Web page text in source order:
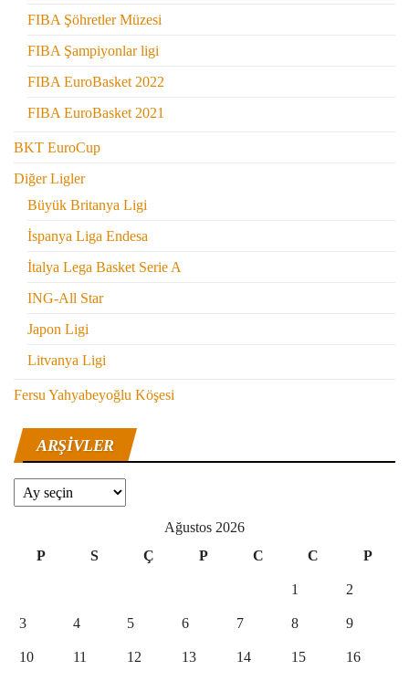
FIBA Şöhretler Müzesi
FIBA Şampiyonlar ligi
FIBA EuroBasket 2022
FIBA EuroBasket 2021
BKT EuroCup
Diğer Ligler
Büyük Britanya Ligi
İspanya Liga Endesa
İtalya Lega Basket Serie A
ING-All Star
Japon Ligi
Litvanya Ligi
Fersu Yahyabeyoğlu Köşesi
ARŞIVLER
Arşivler
Ağustos 2026
P
S Ç P C C P
1 2
3 4 5 6 7 8 9
10 11 12 13 14 15 16